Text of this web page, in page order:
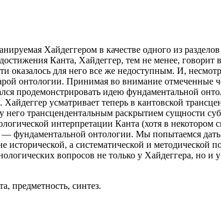
Хайдеггером в качестве одного из
Канта, Хайдеггер, тем не менее, говорит
оказалось для него все же недоступным. И,
онтологии. Принимая во внимание отмеченные
продемонстрировать идею фундаментальной
усматривает теперь в кантовской
трансцендентальным раскрытием сущности
интерпретации Канта (хотя в некотором
фундаментальной онтологии. Мы попытаемся
исторической, а систематической и
вопросов не только у Хайдеггера, но и
предметность, синтез.